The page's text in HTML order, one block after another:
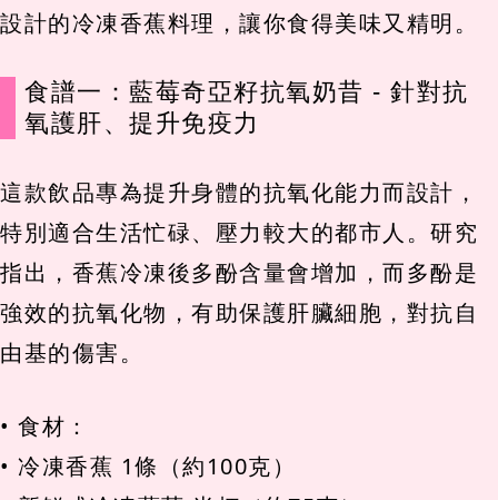
設計的冷凍香蕉料理，讓你食得美味又精明。
食譜一：藍莓奇亞籽抗氧奶昔 - 針對抗
氧護肝、提升免疫力
這款飲品專為提升身體的抗氧化能力而設計，
特別適合生活忙碌、壓力較大的都市人。研究
指出，香蕉冷凍後多酚含量會增加，而多酚是
強效的抗氧化物，有助保護肝臟細胞，對抗自
由基的傷害。
• 食材：
• 冷凍香蕉 1條（約100克）